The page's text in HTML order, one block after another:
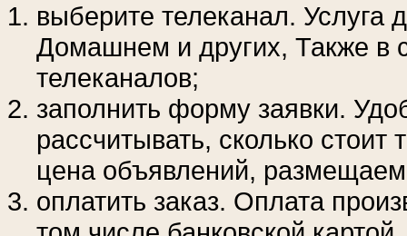
выберите телеканал.
Домашнем и других, Также в
телеканалов;
заполнить форму заявки.
рассчитывать, сколько стоит
цена объявлений,
оплатить заказ. Оплата